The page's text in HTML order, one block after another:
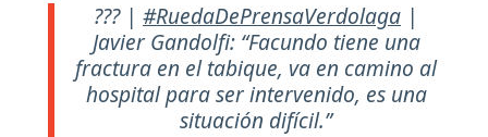
??? | #RuedaDePrensaVerdolaga |
Javier Gandolfi: “Facundo tiene una
fractura en el tabique, va en camino al
hospital para ser intervenido, es una
situación difícil.”